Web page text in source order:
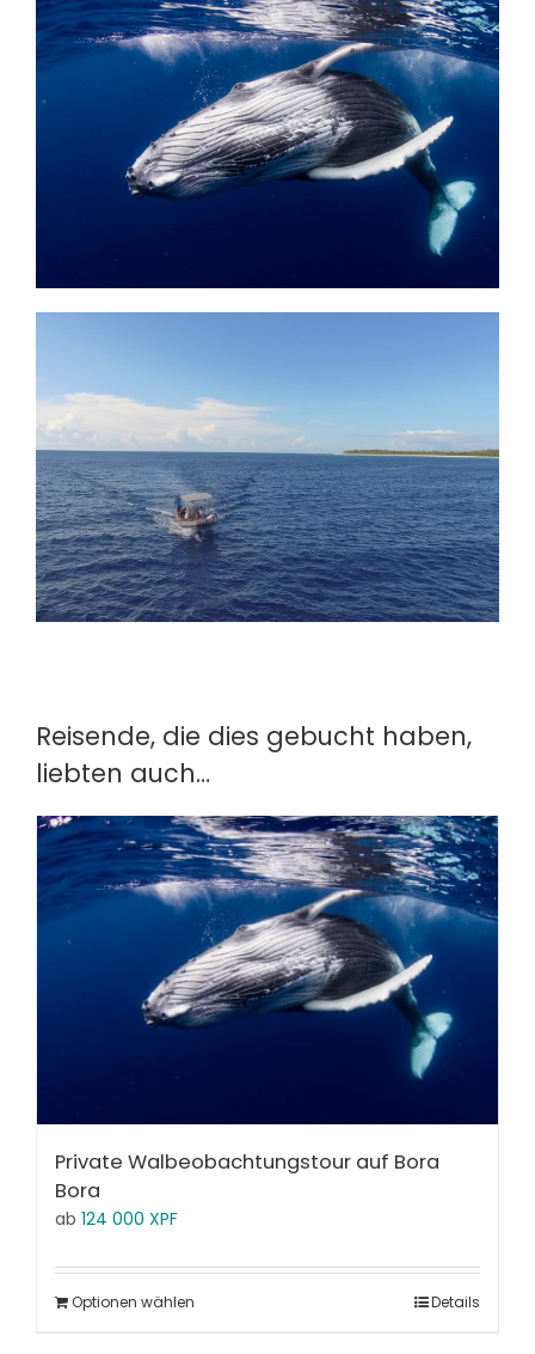
Reisende, die dies gebucht haben,
liebten auch…
Private Walbeobachtungstour auf Bora
Bora
ab 124 000 XPF
Optionen wählen Details